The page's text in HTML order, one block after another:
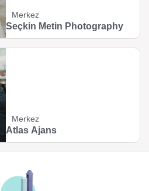
Merkez
Seçkin Metin Photography
Merkez
Atlas Ajans